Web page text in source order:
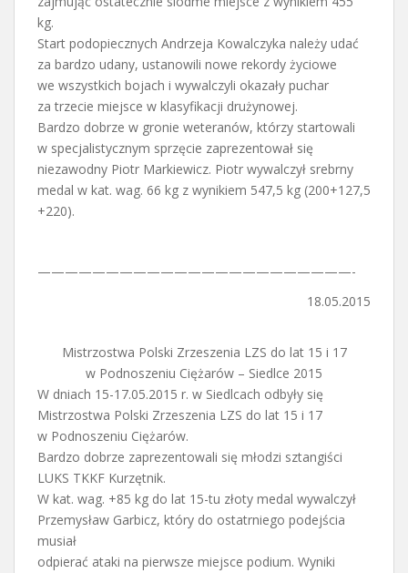
kg.
Start podopiecznych Andrzeja Kowalczyka należy udać
za bardzo udany, ustanowili nowe rekordy życiowe
we wszystkich bojach i wywalczyli okazały puchar
za trzecie miejsce w klasyfikacji drużynowej.
Bardzo dobrze w gronie weteranów, którzy startowali
w specjalistycznym sprzęcie zaprezentował się
niezawodny Piotr Markiewicz. Piotr wywalczył srebrny
medal w kat. wag. 66 kg z wynikiem 547,5 kg (200+127,5
+220).
———————————————————————-
18.05.2015
Mistrzostwa Polski Zrzeszenia LZS do lat 15 i 17
w Podnoszeniu Ciężarów – Siedlce 2015
W dniach 15-17.05.2015 r. w Siedlcach odbyły się
Mistrzostwa Polski Zrzeszenia LZS do lat 15 i 17
w Podnoszeniu Ciężarów.
Bardzo dobrze zaprezentowali się młodzi sztangiści
LUKS TKKF Kurzętnik.
W kat. wag. +85 kg do lat 15-tu złoty medal wywalczył
Przemysław Garbicz, który do ostatrniego podejścia
musiał
odpierać ataki na pierwsze miejsce podium. Wyniki